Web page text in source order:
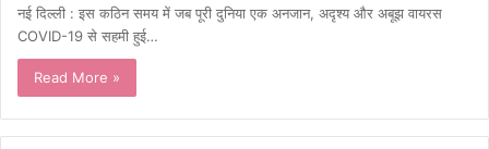
नई दिल्ली : इस कठिन समय में जब पूरी दुनिया एक अनजान, अदृश्य और अबूझ वायरस
COVID-19 से सहमी हुई…
Read More »